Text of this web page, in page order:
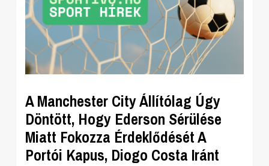
A Manchester City Állítólag Úgy
Döntött, Hogy Ederson Sérülése
Miatt Fokozza Érdeklődését A
Portói Kapus, Diogo Costa Iránt